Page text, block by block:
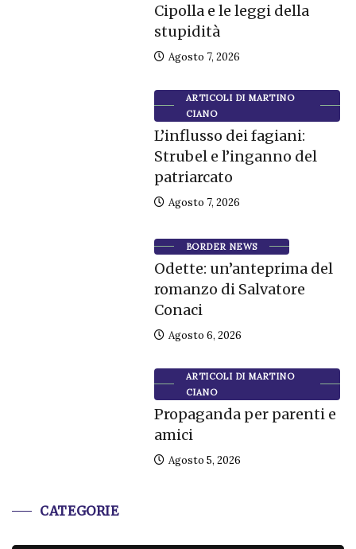
Cipolla e le leggi della
stupidità
Agosto 7, 2026
ARTICOLI DI MARTINO
CIANO
L’influsso dei fagiani:
Strubel e l’inganno del
patriarcato
Agosto 7, 2026
BORDER NEWS
Odette: un’anteprima del
romanzo di Salvatore
Conaci
Agosto 6, 2026
ARTICOLI DI MARTINO
CIANO
Propaganda per parenti e
amici
Agosto 5, 2026
CATEGORIE